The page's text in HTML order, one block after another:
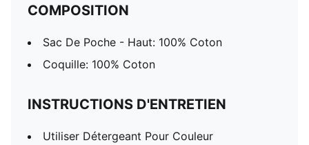
COMPOSITION
Sac De Poche - Haut: 100% Coton
Coquille: 100% Coton
INSTRUCTIONS D'ENTRETIEN
Utiliser Détergeant Pour Couleur